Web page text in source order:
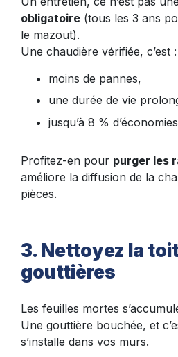
obligatoire (tous les 3 ans
le mazout).
Une chaudière vérifiée, c’est :
moins de pannes,
une durée de vie
jusqu’à 8 %
Profitez-en pour purger les
améliore la diffusion de la
pièces.
3. Nettoyez la
gouttières
Les feuilles mortes
Une gouttière bouchée, et
s’installe dans vos murs.